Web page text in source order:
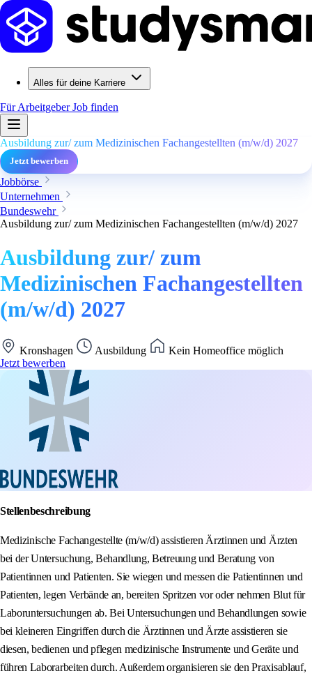
Alles für deine Karriere
Für ArbeitgeberJob finden
Ausbildung zur/ zum Medizinischen Fachangestellten (m/w/d) 2027
Jetzt bewerben
Jobbörse
Unternehmen
Bundeswehr
Ausbildung zur/ zum Medizinischen Fachangestellten (m/w/d) 2027
Ausbildung zur/ zum
Medizinischen Fachangestellten
(m/w/d) 2027
Kronshagen Ausbildung
Kein Homeoffice möglich
Jetzt bewerben
Stellenbeschreibung
Medizinische Fachangestellte (m/w/d) assistieren Ärztinnen und Ärzten
bei der Untersuchung, Behandlung, Betreuung und Beratung von
Patientinnen und Patienten. Sie wiegen und messen die Patientinnen und
Patienten, legen Verbände an, bereiten Spritzen vor oder nehmen Blut für
Laboruntersuchungen ab. Bei Untersuchungen und Behandlungen sowie
bei kleineren Eingriffen durch die Ärztinnen und Ärzte assistieren sie
diesen, bedienen und pflegen medizinische Instrumente und Geräte und
führen Laborarbeiten durch. Außerdem organisieren sie den Praxisablauf,